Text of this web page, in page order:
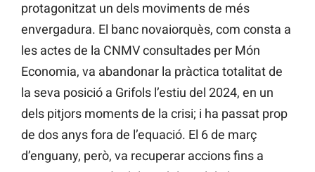
protagonitzat un dels moviments de més
envergadura. El banc novaiorquès, com consta a
les actes de la CNMV consultades per Món
Economia, va abandonar la pràctica totalitat de
la seva posició a Grifols l’estiu del 2024, en un
dels pitjors moments de la crisi; i ha passat prop
de dos anys fora de l’equació. El 6 de març
d’enguany, però, va recuperar accions fins a